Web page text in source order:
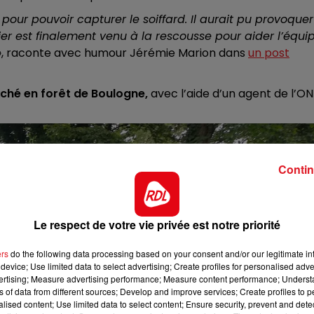
10h00 - 12h00
RDL WEEKEND
pouvoir capturer le soiffard. Il aurait pu provoquer
est finalement venu à la rescousse pour aider
raconte avec humour Jérémie Marion dans un post
en forêt de Boulogne,avec l’aide d’un agent de
Le respect de votre vie privée est notre priorité
do the following data processing based on your consent and/or our legitimate
Use limited data to select advertising; Create profiles for personalised
Measure advertising performance; Measure content performance;
of data from different sources; Develop and improve services; Create profiles to
content; Use limited data to select content; Ensure security, prevent and